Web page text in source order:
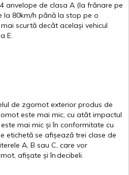
4 anvelope de clasa A (la frânare pe
la 80km/h până la stop pe o
mai scurtă decât același vehicul
E.
de zgomot exterior produs de
este mai mic, cu atât impactul
este mai mic și în conformitate cu
etichetă se afișează trei clase de
A, B sau C, care vor
, afișate și îndecibeli.